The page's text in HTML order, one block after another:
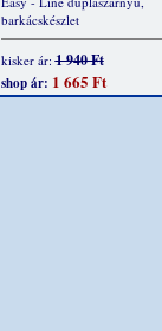
barkácskészlet
kisker ár:1 940 Ft
shop ár: 1 665 Ft